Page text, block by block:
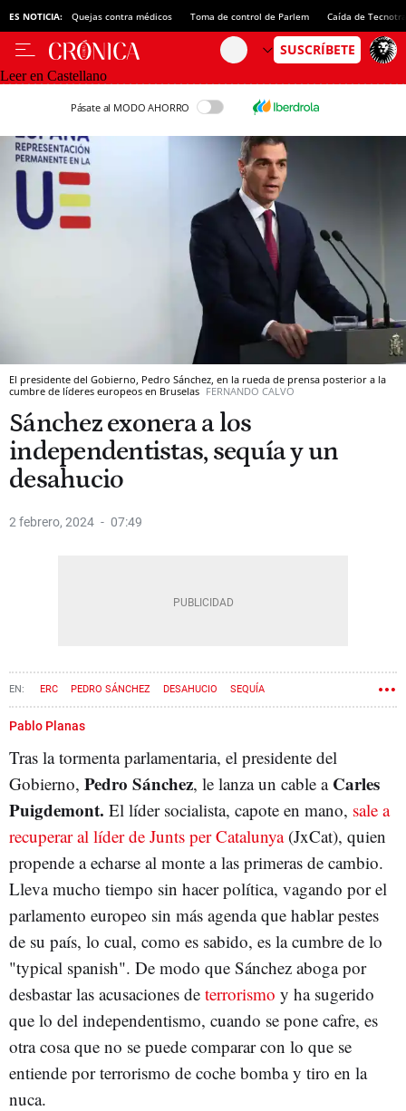
ES NOTICIA: Quejas contra médicos Toma de control de Parlem Caída de
Leer en Castellano
Pásate al MODO AHORRO
El presidente del Gobierno, Pedro Sánchez, en la rueda de prensa posterior a la
cumbre de líderes europeos en Bruselas FERNANDO CALVO
Sánchez exonera a los
independentistas, sequía y un
desahucio
2 febrero, 2024 07:49
ERC PEDRO SÁNCHEZ DESAHUCIO SEQUÍA
JUNTS PER CATALUNYA
Pablo Planas
Tras la tormenta parlamentaria, el presidente del
Gobierno, Pedro Sánchez, le lanza un cable a Carles
Puigdemont. El líder socialista, capote en mano, sale a
recuperar al líder de Junts per Catalunya(JxCat), quien
propende a echarse al monte a las primeras de cambio.
Lleva mucho tiempo sin hacer política, vagando por el
parlamento europeo sin más agenda que hablar pestes
de su país, lo cual, como es sabido, es la cumbre de lo
"typical spanish". De modo que Sánchez aboga por
desbastar las acusaciones de terrorismo y ha sugerido
que lo del independentismo, cuando se pone cafre, es
otra cosa que no se puede comparar con lo que se
entiende por terrorismo de coche bomba y tiro en la
nuca.